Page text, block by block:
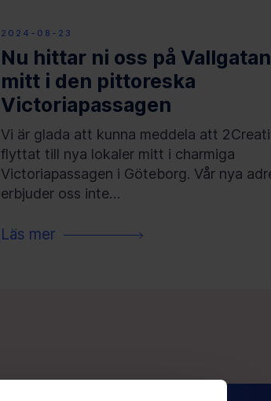
2024-08-23
Nu hittar ni oss på
mitt i den pittoreska
Victoriapassagen
Vi är glada att kunna meddela att
flyttat till nya lokaler mitt i charmiga
Victoriapassagen i Göteborg. Vår nya
erbjuder oss inte…
Läs mer